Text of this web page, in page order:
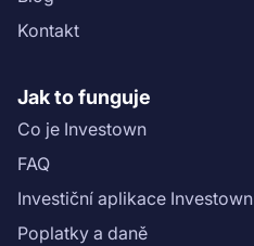
Kontakt
Jak to funguje
Co je Investown
FAQ
Investiční aplikace Investown
Poplatky a daně